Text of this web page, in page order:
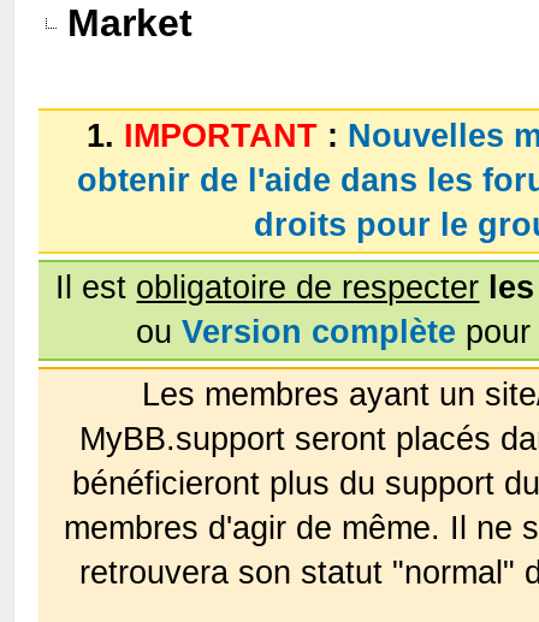
Market
1. IMPORTANT : Nouvelles
obtenir de l'aide dans les
droits pour le
Il est obligatoire de respecter
ouVersion complète
Les membres ayant un
MyBB.support seront placés
bénéficieront plus du support
membres d'agir de même. Il ne
retrouvera son statut "normal"